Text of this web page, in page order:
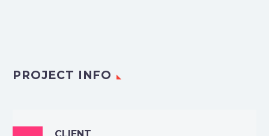
PROJECT INFO